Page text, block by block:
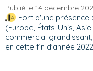
Publié le 14 décembre
Fort d'une
(Europe, États-Unis,
commercial
en cette fin d'année